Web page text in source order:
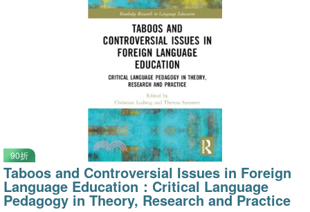
90折
Taboos and Controversial Issues in Foreign
Language Education：Critical Language
Pedagogy in Theory, Research and Practice